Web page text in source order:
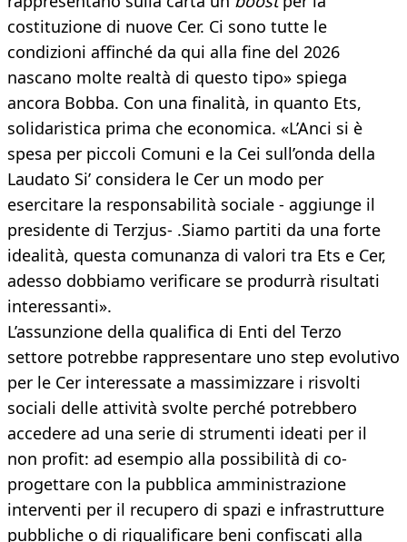
costituzione di nuove Cer. Ci sono tutte le
condizioni affinché da qui alla fine del 2026
nascano molte realtà di questo tipo» spiega
ancora Bobba. Con una finalità, in quanto Ets,
solidaristica prima che economica. «L’Anci si è
spesa per piccoli Comuni e la Cei sull’onda della
Laudato Si’ considera le Cer un modo per
esercitare la responsabilità sociale - aggiunge il
presidente di Terzjus- .Siamo partiti da una forte
idealità, questa comunanza di valori tra Ets e Cer,
adesso dobbiamo verificare se produrrà risultati
interessanti».
L’assunzione della qualifica di Enti del Terzo
settore potrebbe rappresentare uno step evolutivo
per le Cer interessate a massimizzare i risvolti
sociali delle attività svolte perché potrebbero
accedere ad una serie di strumenti ideati per il
non profit: ad esempio alla possibilità di co-
progettare con la pubblica amministrazione
interventi per il recupero di spazi e infrastrutture
pubbliche o di riqualificare beni confiscati alla